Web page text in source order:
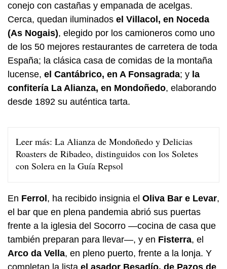
conejo con castañas y empanada de acelgas.
Cerca, quedan iluminados el Villacol, en Noceda
(As Nogais), elegido por los camioneros como uno
de los 50 mejores restaurantes de carretera de toda
España; la clásica casa de comidas de la montaña
lucense, el Cantábrico, en A Fonsagrada; y la
confitería La Alianza, en Mondoñedo, elaborando
desde 1892 su auténtica tarta.
Leer más: La Alianza de Mondoñedo y Delicias
Roasters de Ribadeo, distinguidos con los Soletes
con Solera en la Guía Repsol
En Ferrol , ha recibido insignia el Oliva Bar e Levar,
el bar que en plena pandemia abrió sus puertas
frente a la iglesia del Socorro —cocina de casa que
también preparan para llevar—, y en Fisterra, el
Arco da Vella, en pleno puerto, frente a la lonja. Y